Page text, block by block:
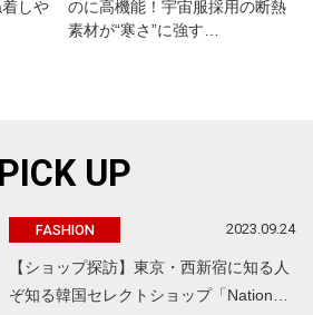
しや
のに高機能！宇宙服採用の断熱
素材が“寒さ”に強す…
PICK UP
FASHION 2023.09.24
【ショップ探訪】東京・西新宿に知る人
ぞ知る韓国セレクトショップ「Nation…